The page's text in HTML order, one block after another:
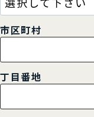
市区町村
丁目番地